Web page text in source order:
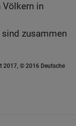
Völkern in
zusammen
2017, © 2016 Deutsche